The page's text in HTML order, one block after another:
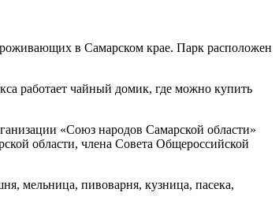
в Самарском крае. Парк расположен
работает чайный домик, где можно купить
«Союз народов Самарской области»
области, члена Совета Общероссийской
мельница, пивоварня, кузница, пасека,